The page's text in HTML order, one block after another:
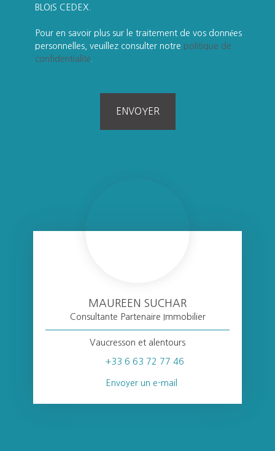
BLOIS CEDEX.
Pour en savoir plus sur le traitement de vos données
personnelles, veuillez consulter notre politique de
confidentialité
ENVOYER
MAUREEN SUCHAR
Consultante Partenaire Immobilier
Vaucresson et alentours
+33 6 63 72 77 46
Envoyer un e-mail